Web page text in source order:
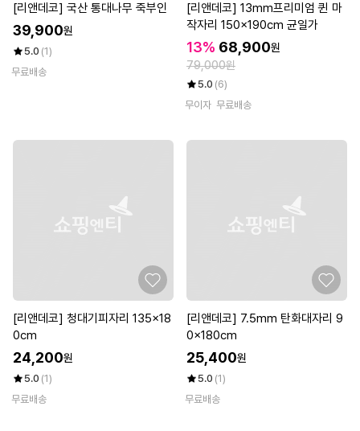
[리앤데코] 국산 통대나무 죽부인
39,900원
5.0 (1)
무료배송
[리앤데코] 13mm프리미엄 퀸 마
작자리 150x190cm 균일가
13% 68,900원
79,000원
5.0 (6)
무이자 무료배송
[리앤데코] 청대기피자리 135x18
0cm
24,200원
5.0 (1)
무료배송
[리앤데코] 7.5mm 탄화대자리 9
0x180cm
25,400원
5.0 (1)
무료배송